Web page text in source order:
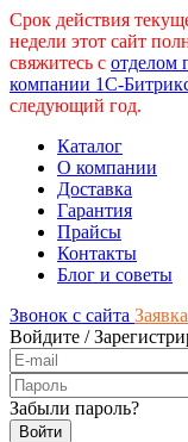
Срок действия
недели этот сайт
свяжитесь с отделом
компании 1С-
следующий год.
Каталог
О компании
Доставка
Гарантия
Прайсы
Контакты
Блог и советы
Звонок с сайта Заявка
Войдите /
Забыли пароль?